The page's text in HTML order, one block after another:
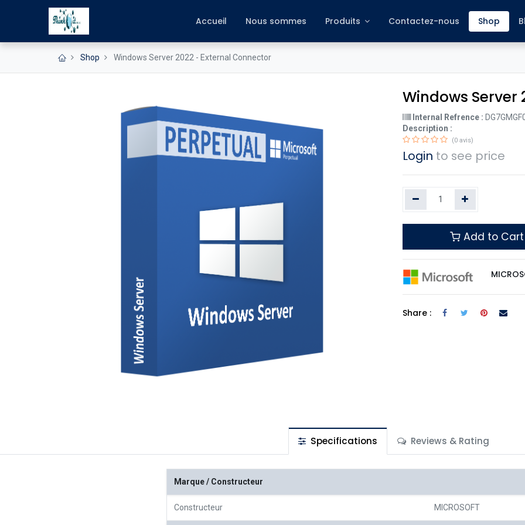
Accueil Nous sommes Produits Contactez-nous Shop
Shop Windows Server 2022 - External Connector
Windows
Internal Refrence :
Description :
(0 avis)
Login to see price
Add to Cart
Share :
Specifications Reviews & Rating
Marque / Constructeur
Constructeur MICROSOFT